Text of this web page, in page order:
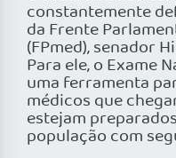
constantemente
da Frente
(FPmed), senador
Para ele, o Exame
uma ferramenta
médicos que
estejam
população com